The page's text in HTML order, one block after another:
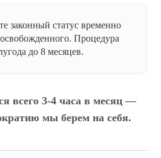
законный статус временно
Процедура
до 8 месяцев.
всего 3-4 часа в месяц —
мы берем на себя.